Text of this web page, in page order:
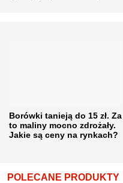
Borówki tanieją do 15 zł. Za
to maliny mocno zdrożały.
Jakie są ceny na rynkach?
POLECANE PRODUKTY